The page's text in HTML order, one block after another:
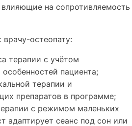
на сопротивляемость
остеопату:
терапии с учётом
пациента;
терапии и
препаратов в программе;
с режимом маленьких
адаптирует сеанс под сон или